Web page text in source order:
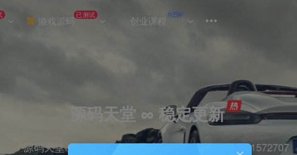
游戏源码 已测试 创业课程 NEW
源码天堂 ∞ 稳定更新
源码天堂&实战项目&365天稳定更新 站长qq：2491572707